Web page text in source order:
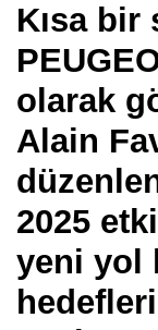
Kısa bir
olarak
Alain
2025
yeni yol